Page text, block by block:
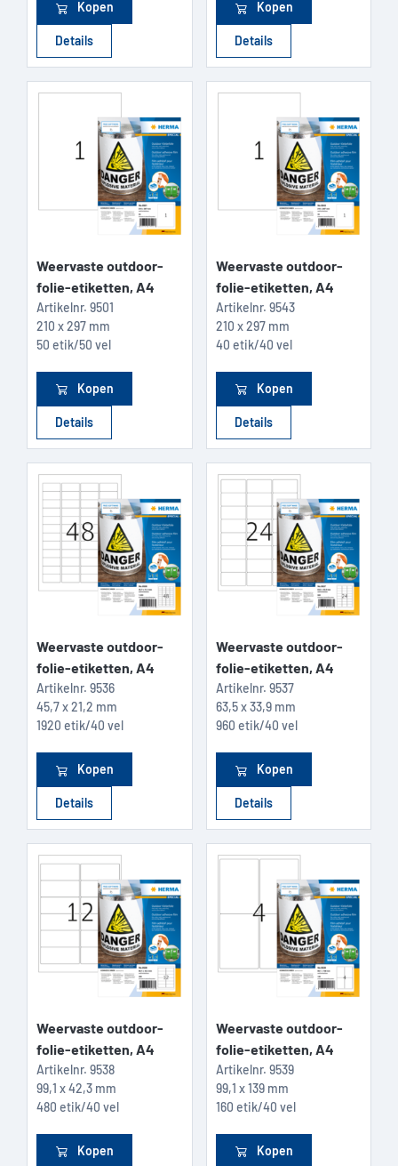
Kopen
Details
Kopen
Details
Weervaste outdoor-
folie-etiketten, A4
Artikelnr. 9501
210 x 297 mm
50 etik/50 vel
Kopen
Details
Weervaste outdoor-
folie-etiketten, A4
Artikelnr. 9543
210 x 297 mm
40 etik/40 vel
Kopen
Details
Weervaste outdoor-
folie-etiketten, A4
Artikelnr. 9536
45,7 x 21,2 mm
1920 etik/40 vel
Kopen
Details
Weervaste outdoor-
folie-etiketten, A4
Artikelnr. 9537
63,5 x 33,9 mm
960 etik/40 vel
Kopen
Details
Weervaste outdoor-
folie-etiketten, A4
Artikelnr. 9538
99,1 x 42,3 mm
480 etik/40 vel
Kopen
Weervaste outdoor-
folie-etiketten, A4
Artikelnr. 9539
99,1 x 139 mm
160 etik/40 vel
Kopen